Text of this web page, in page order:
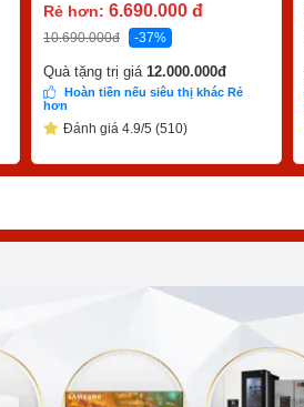
Rẻ hơn: 6.690.000 đ
10.690.000đ -37%
Quà tặng trị giá 12.000.000đ
Hoàn tiền nếu siêu thị khác Rẻ
hơn
Đánh giá 4.9/5 (510)